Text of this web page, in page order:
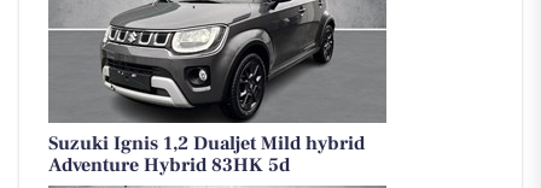
Suzuki Ignis 1,2 Dualjet Mild hybrid
Adventure Hybrid 83HK 5d